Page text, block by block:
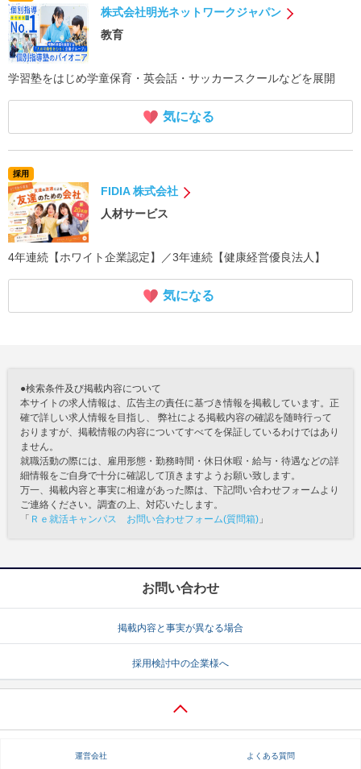
株式会社明光ネットワークジャパン
教育
学習塾をはじめ学童保育・英会話・サッカースクールなどを展開
気になる
採用
FIDIA 株式会社
人材サービス
4年連続【ホワイト企業認定】／3年連続【健康経営優良法人】
気になる
●検索条件及び掲載内容について
本サイトの求人情報は、広告主の責任に基づき情報を掲載しています。正
確で詳しい求人情報を目指し、 弊社による掲載内容の確認を随時行って
おりますが、掲載情報の内容についてすべてを保証しているわけではあり
ません。
就職活動の際には、雇用形態・勤務時間・休日休暇・給与・待遇などの詳
細情報をご自身で十分に確認して頂きますようお願い致します。
万一、掲載内容と事実に相違があった際は、下記問い合わせフォームより
ご連絡ください。調査の上、対応いたします。
「 Ｒｅ就活キャンパス お問い合わせフォーム(質問箱) 」
お問い合わせ
掲載内容と事実が異なる場合
採用検討中の企業様へ
運営会社 よくある質問